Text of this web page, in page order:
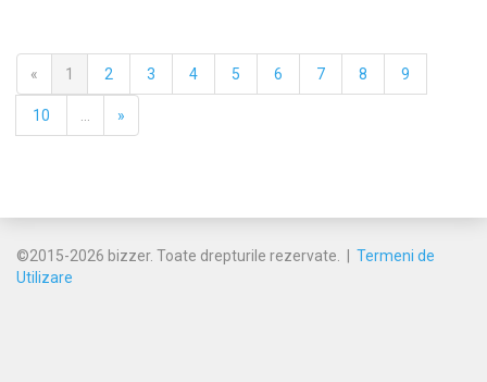
« 1 2 3 4 5 6 7 8 9
10 »
©2015-2026 bizzer. Toate drepturile rezervate. | Termeni de
Utilizare